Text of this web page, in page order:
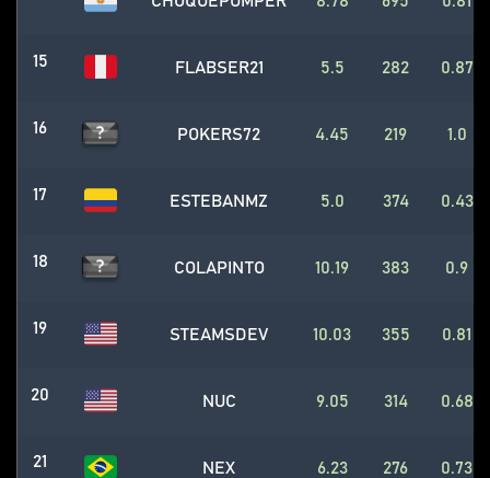
15 FLABSER21 5.5 282 0.87
16 POKERS72 4.45 219 1.0
17 ESTEBANMZ 5.0 374 0.43
18 COLAPINTO 10.19 383 0.9
19 STEAMSDEV 10.03 355 0.81
20 NUC 9.05 314 0.68
21 NEX 6.23 276 0.73